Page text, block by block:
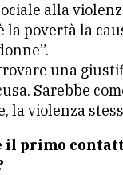
alla
la povertà la
una
Sarebbe
la violenza
il primo